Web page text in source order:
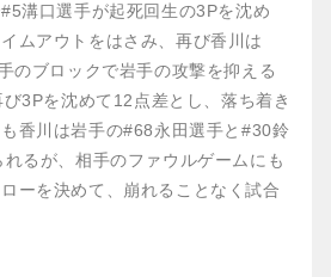
溝口選手が起死回生の3Pを沈め
ムアウトをはさみ、再び香川は
のブロックで岩手の攻撃を抑える
3Pを沈めて12点差とし、落ち着き
香川は岩手の#68永田選手と#30鈴
るが、相手のファウルゲームにも
ーを決めて、崩れることなく試合